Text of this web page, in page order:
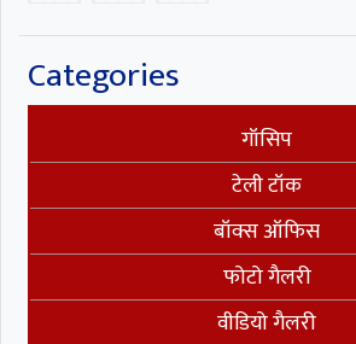
Categories
गॉसिप
टेली टॉक
बॉक्स ऑफिस
फोटो गैलरी
वीडियो गैलरी